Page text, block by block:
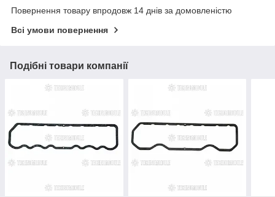
Повернення товару впродовж 14 днів за домовленістю
Всі умови повернення
Подібні товари компанії